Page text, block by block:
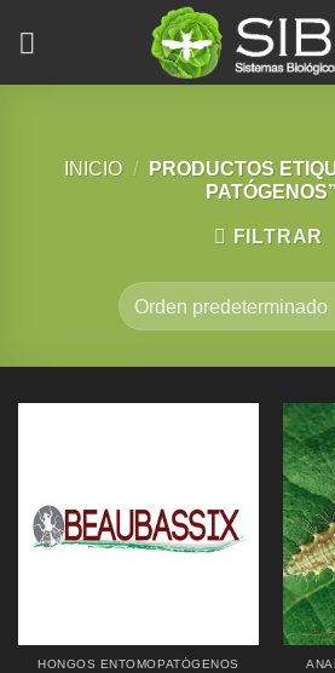
INICIO /
PRODUCTOS
FILTRAR
HONGOS ENTOMOPATÓGENOS